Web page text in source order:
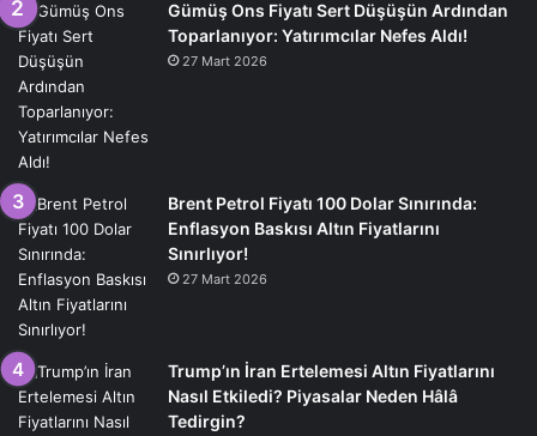
Gümüş Ons Fiyatı Sert Düşüşün Ardından
Toparlanıyor: Yatırımcılar Nefes Aldı!
27 Mart 2026
Brent Petrol Fiyatı 100 Dolar Sınırında:
Enflasyon Baskısı Altın Fiyatlarını
Sınırlıyor!
27 Mart 2026
Trump’ın İran Ertelemesi Altın Fiyatlarını
Nasıl Etkiledi? Piyasalar Neden Hâlâ
Tedirgin?